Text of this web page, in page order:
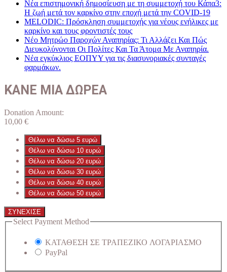
Νέα επιστημονική δημοσίευση με τη συμμετοχή του Κάπα3:
Η ζωή μετά τον καρκίνο στην εποχή μετά την COVID-19
MELODIC: Πρόσκληση συμμετοχής για νέους ενήλικες με
καρκίνο και τους φροντιστές τους
Νέο Μητρώο Παροχών Αναπηρίας: Τι Αλλάζει Και Πώς
Διευκολύνονται Οι Πολίτες Και Τα Άτομα Με Αναπηρία.
Νέα εγκύκλιος ΕΟΠΥΥ για τις διασυνοριακές συνταγές
φαρμάκων.
ΚΑΝΕ ΜΙΑ ΔΩΡΕΑ
Donation Amount:
10,00 €
Θέλω να δώσω 5 ευρώ
Θέλω να δώσω 10 ευρώ
Θέλω να δώσω 20 ευρώ
Θέλω να δώσω 30 ευρώ
Θέλω να δώσω 40 ευρώ
Θέλω να δώσω 50 ευρώ
ΣΥΝΕΧΙΣΕ
Select Payment Method
ΚΑΤΑΘΕΣΗ ΣΕ ΤΡΑΠΕΖΙΚΟ ΛΟΓΑΡΙΑΣΜΟ
PayPal